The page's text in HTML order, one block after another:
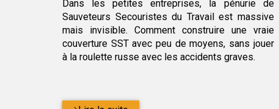
Dans les petites entreprises, la pénurie de
Sauveteurs Secouristes du Travail est massive
mais invisible. Comment construire une vraie
couverture SST avec peu de moyens, sans jouer
à la roulette russe avec les accidents graves.